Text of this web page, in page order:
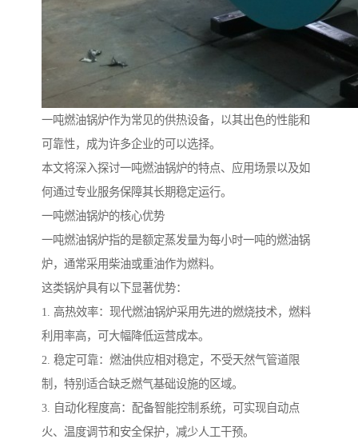
一吨燃油锅炉作为常见的供热设备，以其出色的性能和
可靠性，成为许多企业的可以选择。
本文将深入探讨一吨燃油锅炉的特点、应用场景以及如
何通过专业服务保障其长期稳定运行。
一吨燃油锅炉的核心优势
一吨燃油锅炉指的是额定蒸发量为每小时一吨的燃油锅
炉，通常采用柴油或重油作为燃料。
这类锅炉具有以下显著优势：
1. 高热效率：现代燃油锅炉采用先进的燃烧技术，燃料
利用率高，可大幅降低运营成本。
2. 稳定可靠：燃油供应相对稳定，不受天然气管道限
制，特别适合缺乏燃气基础设施的区域。
3. 自动化程度高：配备智能控制系统，可实现自动点
火、温度调节和安全保护，减少人工干预。